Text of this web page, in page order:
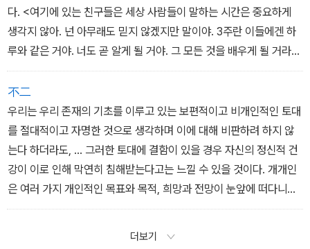
다. <여기에 있는 친구들은 세상 사람들이 말하는 시간은 중요하게
생각지 않아. 넌 아무래도 믿지 않겠지만 말이야. 3주란 이들에겐 하
루와 같은 거야. 너도 곧 알게 될 거야. 그 모든 것을 배우게 될 거라
고.> 이렇게 말하고 그는 덧붙였다. <여기서는 사람들의 개념도 변해
버려.> (21)
不二
우리는 우리 존재의 기초를 이루고 있는 보편적이고 비개인적인 토대
를 절대적이고 자명한 것으로 생각하며 이에 대해 비판하려 하지 않
는다 하더라도, ... 그러한 토대에 결함이 있을 경우 자신의 정신적 건
강이 이로 인해 막연히 침해받는다고는 느낄 수 있을 것이다. 개개인
은 여러 가지 개인적인 목표와 목적, 희망과 전망이 눈앞에 떠다니고
있어 이러한 것들 때문에 더욱 노력하고 행동으로 몰고 가겠다는 원
더보기